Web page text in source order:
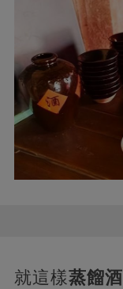
就這樣蒸餾酒